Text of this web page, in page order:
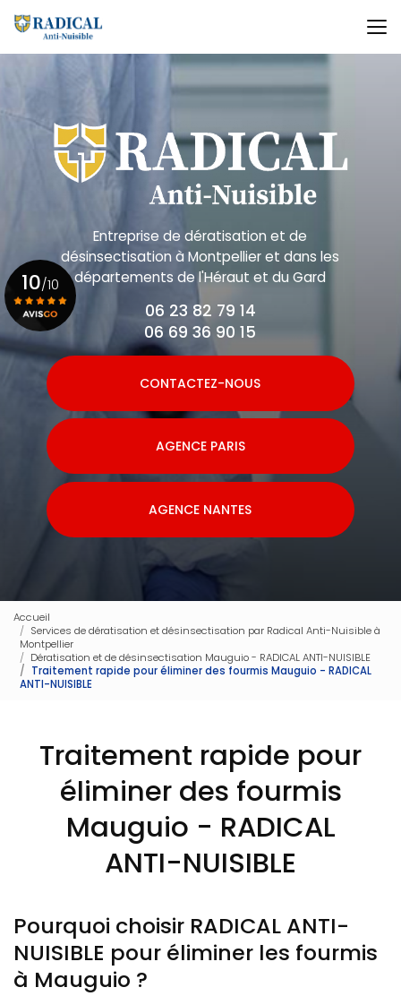
au
contenu
principal
Entreprise de dératisation et de
désinsectisationà Montpellier et dans les
départements de l'Héraut et du Gard
06 23 82 79 14
06 69 36 90 15
CONTACTEZ-NOUS
AGENCE PARIS
AGENCE NANTES
10/10
Voir le certificat
Accueil
Services de dératisation et désinsectisation par Radical Anti-Nuisible à
Montpellier
Dératisation et de désinsectisation Mauguio - RADICAL ANTI-NUISIBLE
Traitement rapide pour éliminer des fourmis Mauguio - RADICAL
ANTI-NUISIBLE
Traitement rapide pour
éliminer des fourmis
Mauguio - RADICAL
ANTI-NUISIBLE
Pourquoi choisir RADICAL ANTI-
NUISIBLE pour éliminer les fourmis
à Mauguio ?